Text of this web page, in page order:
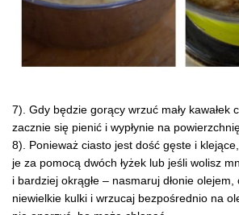
7). Gdy będzie gorący wrzuć mały kawałek
zacznie się pienić i wypłynie na
8). Ponieważ ciasto jest dość gęste i
je za pomocą dwóch łyżek lub jeśli wolisz
i bardziej okrągłe – nasmaruj dłonie
niewielkie kulki i wrzucaj bezpośrednio na